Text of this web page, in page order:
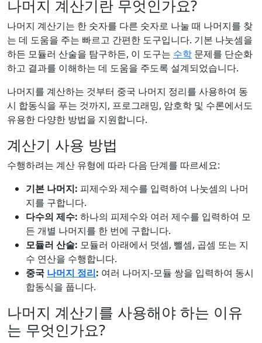
나머지 계산기란 무엇인가요?
나머지 계산기는 한 숫자를 다른 숫자로 나눌 때 나머지를 찾
는 데 도움을 주는 빠르고 간편한 도구입니다. 기본 나눗셈을
하든 모듈러 산술을 탐구하든, 이 도구는 수학 문제를 단순화
하고 결과를 이해하는 데 도움을 주도록 설계되었습니다.
나머지를 계산하는 것부터 중국 나머지 정리를 사용하여 동
시 합동식을 푸는 것까지, 프로그래밍, 암호학 및 수론에서도
유용한 다양한 방법을 지원합니다.
계산기 사용 방법
수행하려는 계산 유형에 따라 다음 단계를 따르세요:
기본 나머지: 피제수와 제수를 입력하여 나눗셈의 나머
지를 구합니다.
다수의 제수: 하나의 피제수와 여러 제수를 입력하여 모
든 개별 나머지를 한 번에 구합니다.
모듈러 산술: 모듈러 아래에서 덧셈, 뺄셈, 곱셈 또는 지
수 연산을 수행합니다.
중국 나머지 정리: 여러 나머지-모듈 쌍을 입력하여 동시
합동식을 풉니다.
나머지 계산기를 사용해야 하는 이유
는 무엇인가요?